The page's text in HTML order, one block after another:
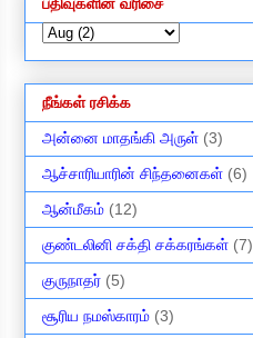
நீங்கள் ரசிக்க
அன்னை மாதங்கி அருள் (3)
ஆச்சாரியாரின் சிந்தனைகள் (6)
ஆன்மீகம் (12)
குண்டலினி சக்தி சக்கரங்கள் (7)
குருநாதர் (5)
சூரிய நமஸ்காரம் (3)